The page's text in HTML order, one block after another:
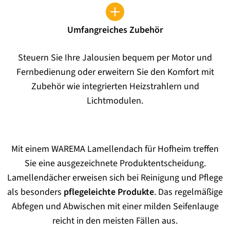
Umfangreiches Zubehör
Steuern Sie Ihre Jalousien bequem per Motor und
Fernbedienung oder erweitern Sie den Komfort mit
Zubehör wie integrierten Heizstrahlern und
Lichtmodulen.
Mit einem WAREMA Lamellendach für Hofheim treffen
Sie eine ausgezeichnete Produktentscheidung.
Lamellendächer erweisen sich bei Reinigung und Pflege
als besonders pflegeleichte Produkte. Das regelmäßige
Abfegen und Abwischen mit einer milden Seifenlauge
reicht in den meisten Fällen aus.